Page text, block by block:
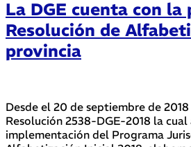
La DGE cuenta con la
Resolución de
provincia
Desde el 20 de septiembre de
Resolución 2538-DGE-2018 la
implementación del Programa